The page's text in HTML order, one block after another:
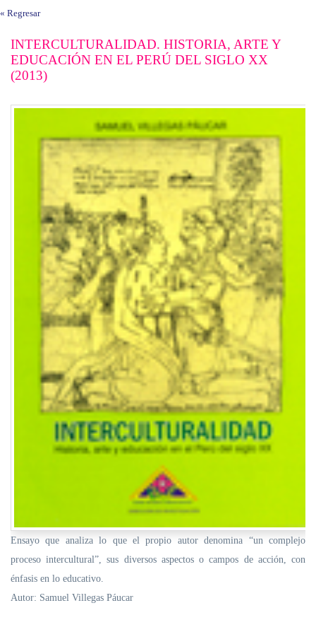
« Regresar
INTERCULTURALIDAD. HISTORIA, ARTE Y
EDUCACIÓN EN EL PERÚ DEL SIGLO XX
(2013)
Ensayo que analiza lo que el propio autor denomina “un complejo
proceso intercultural”, sus diversos aspectos o campos de acción, con
énfasis en lo educativo.
Autor: Samuel Villegas Páucar